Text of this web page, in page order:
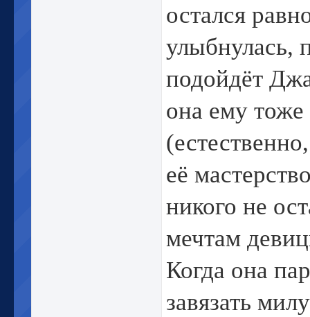
остался
улыбнулась,
подойдёт
она ему тоже
её
никого не
мечтам
Когда она
завязать